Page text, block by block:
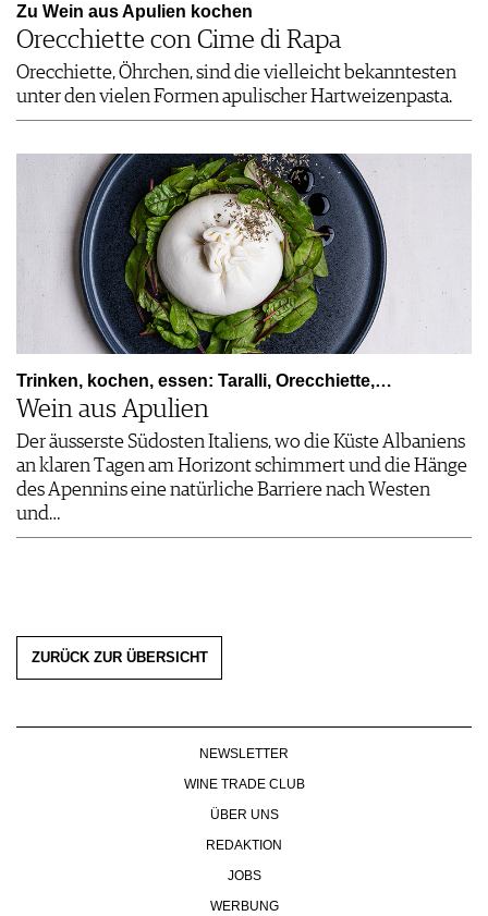
Zu Wein aus Apulien kochen
Orecchiette con Cime di Rapa
Orecchiette, Öhrchen, sind die vielleicht bekanntesten
unter den vielen Formen apulischer Hartweizenpasta.
Trinken, kochen, essen: Taralli, Orecchiette,…
Wein aus Apulien
Der äusserste Südosten Italiens, wo die Küste Albaniens
an klaren Tagen am Horizont schimmert und die Hänge
des Apennins eine natürliche Barriere nach Westen
und…
ZURÜCK ZUR ÜBERSICHT
NEWSLETTER
WINE TRADE CLUB
ÜBER UNS
REDAKTION
JOBS
WERBUNG